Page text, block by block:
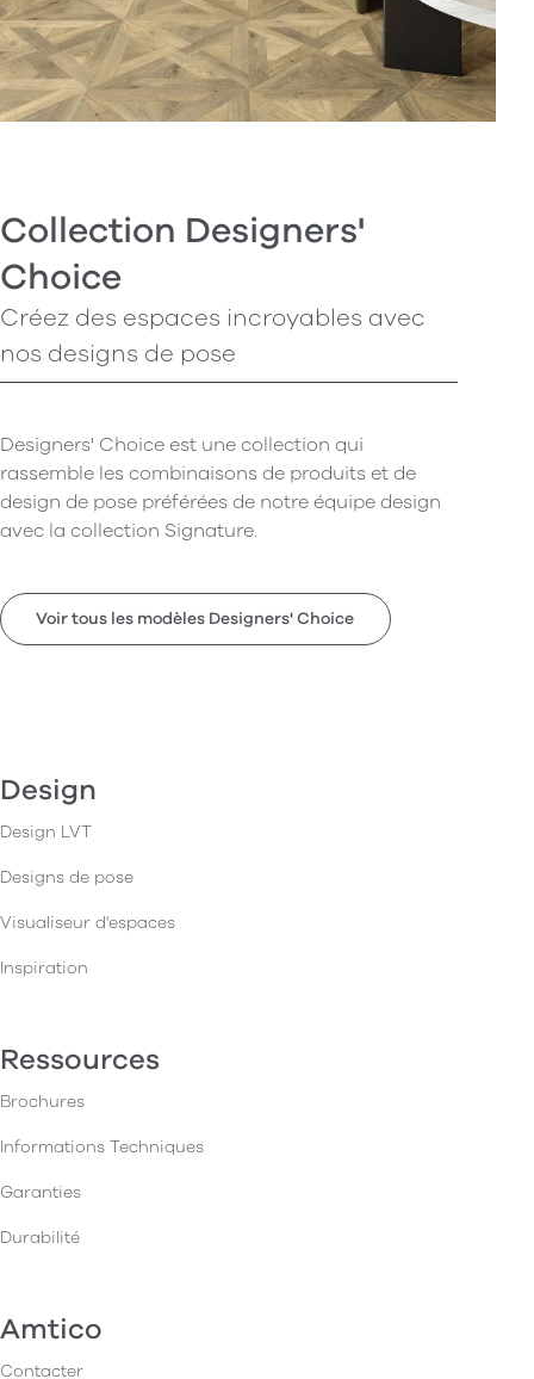
Collection Designers'
Choice
Créez des espaces incroyables avec
nos designs de pose
Designers' Choice est une collection qui
rassemble les combinaisons de produits et de
design de pose préférées de notre équipe design
avec la collection Signature.
Voir tous les modèles Designers' Choice
Design
Design LVT
Designs de pose
Visualiseur d'espaces
Inspiration
Ressources
Brochures
Informations Techniques
Garanties
Durabilité
Amtico
Contacter